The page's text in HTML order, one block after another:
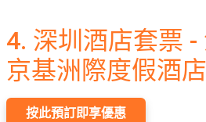
4. 深圳酒店套票
京基洲際度假酒店
按此預訂即享優惠